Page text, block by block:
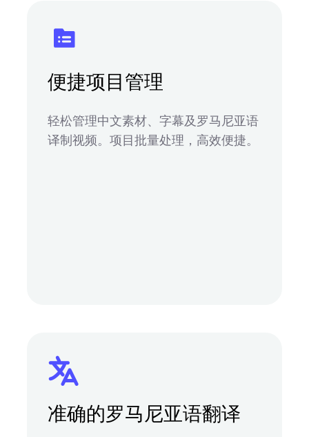
便捷项目管理
轻松管理中文素材、字幕及罗马尼亚语
译制视频。项目批量处理，高效便捷。
准确的罗马尼亚语翻译